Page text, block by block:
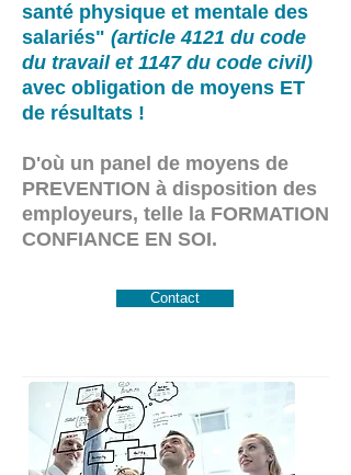
santé physique et mentale des
salariés" (article 4121 du code
du travail et 1147 du code civil)
avec obligation de moyens ET
de résultats !
D'où un panel de moyens de
PREVENTION à disposition des
employeurs, telle la FORMATION
CONFIANCE EN SOI.
Contact